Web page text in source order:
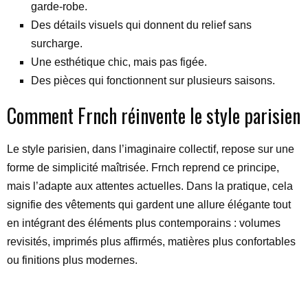
garde-robe.
Des détails visuels qui donnent du relief sans
surcharge.
Une esthétique chic, mais pas figée.
Des pièces qui fonctionnent sur plusieurs saisons.
Comment Frnch réinvente le style parisien
Le style parisien, dans l’imaginaire collectif, repose sur une
forme de simplicité maîtrisée. Frnch reprend ce principe,
mais l’adapte aux attentes actuelles. Dans la pratique, cela
signifie des vêtements qui gardent une allure élégante tout
en intégrant des éléments plus contemporains : volumes
revisités, imprimés plus affirmés, matières plus confortables
ou finitions plus modernes.